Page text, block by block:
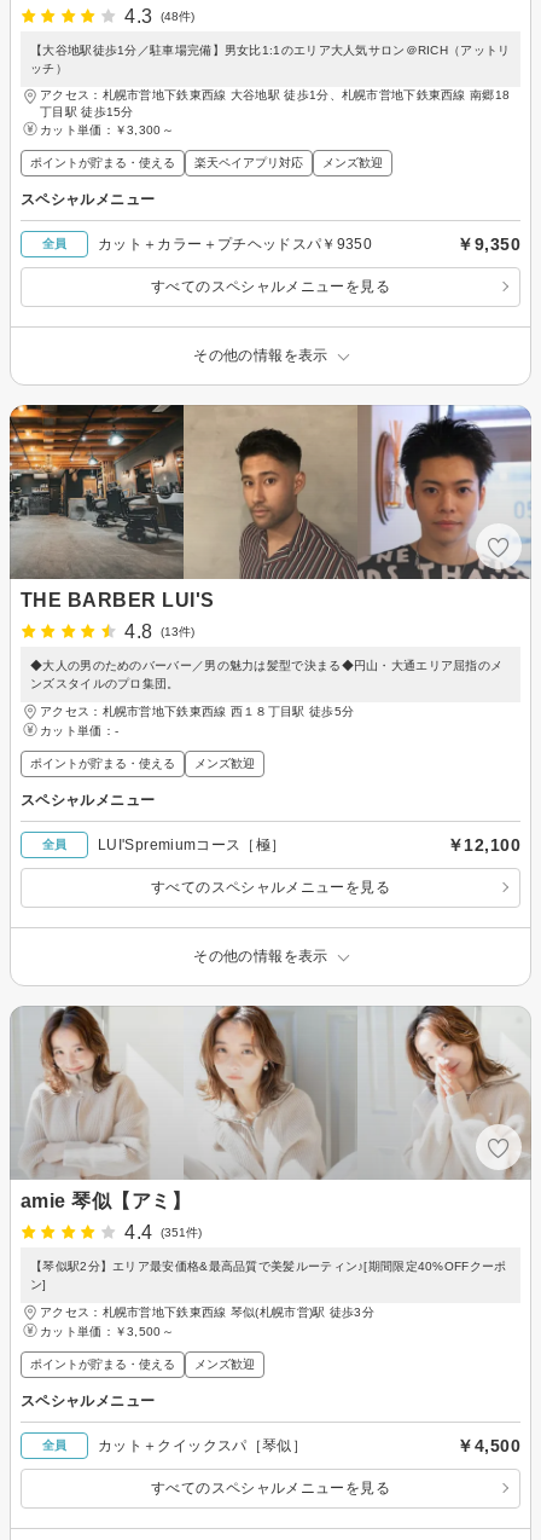
4.3
(48件)
【大谷地駅徒歩1分／駐車場完備】男女比1:1のエリア大人気サロン＠RICH（アットリ
ッチ）
アクセス：札幌市営地下鉄東西線 大谷地駅 徒歩1分、札幌市営地下鉄東西線 南郷18
丁目駅 徒歩15分
カット単価： ￥3,300～
ポイントが貯まる・使える 楽天ペイアプリ対応 メンズ歓迎
スペシャルメニュー
全員 カット＋カラー＋プチヘッドスパ￥9350 ￥9,350
すべてのスペシャルメニューを見る
その他の情報を表示
THE BARBER LUI'S
4.8
(13件)
◆大人の男のためのバーバー／男の魅力は髪型で決まる◆円山・大通エリア屈指のメ
ンズスタイルのプロ集団。
アクセス：札幌市営地下鉄東西線 西１８丁目駅 徒歩5分
カット単価： -
ポイントが貯まる・使える メンズ歓迎
スペシャルメニュー
全員 LUI'Spremiumコース［極］ ￥12,100
すべてのスペシャルメニューを見る
その他の情報を表示
amie 琴似【アミ】
4.4
(351件)
【琴似駅2分】エリア最安価格&最高品質で美髪ルーティン♪[期間限定40%OFFクーポ
ン]
アクセス：札幌市営地下鉄東西線 琴似(札幌市営)駅 徒歩3分
カット単価： ￥3,500～
ポイントが貯まる・使える メンズ歓迎
スペシャルメニュー
全員 カット＋クイックスパ［琴似］ ￥4,500
すべてのスペシャルメニューを見る